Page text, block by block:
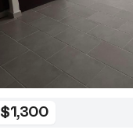
$1,300